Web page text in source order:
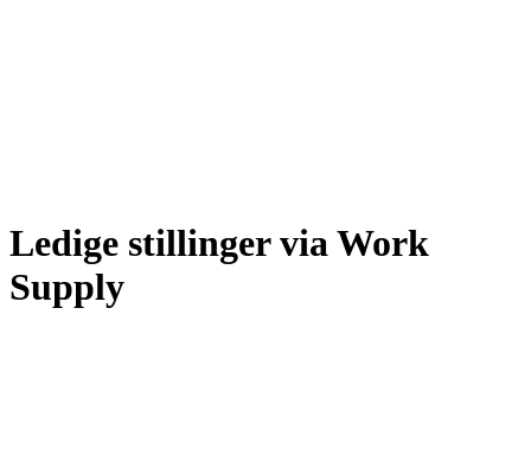
Ledige stillinger via Work
Supply